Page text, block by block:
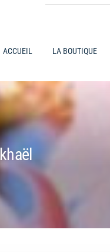
ACCUEIL LA BOUTIQUE